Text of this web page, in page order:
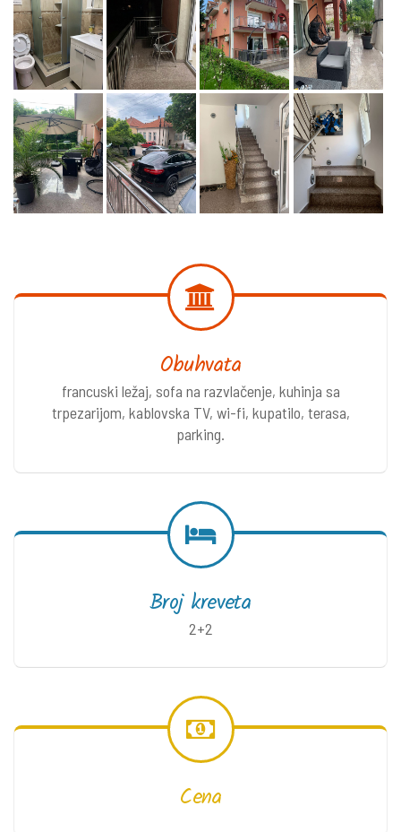
Obuhvata
francuski ležaj, sofa na razvlačenje, kuhinja sa
trpezarijom, kablovska TV, wi-fi, kupatilo, terasa,
parking.
Broj kreveta
2+2
Cena